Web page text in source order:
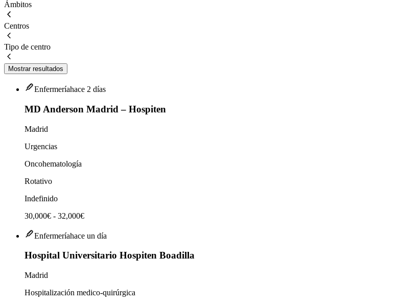
Ámbitos
Centros
Tipo de centro
Mostrar resultados
Enfermeríahace 2 días
MD Anderson Madrid – Hospiten
Madrid
Urgencias
Oncohematología
Rotativo
Indefinido
30,000€ - 32,000€
Enfermeríahace un día
Hospital Universitario Hospiten Boadilla
Madrid
Hospitalización medico-quirúrgica